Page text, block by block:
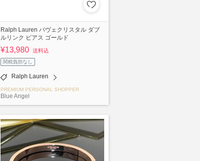
Ralph Lauren パヴェクリスタル ダブ
ルリンク ピアス ゴールド
¥13,980 送料込
関税負担なし
Ralph Lauren
PREMIUM PERSONAL SHOPPER
Blue Angel